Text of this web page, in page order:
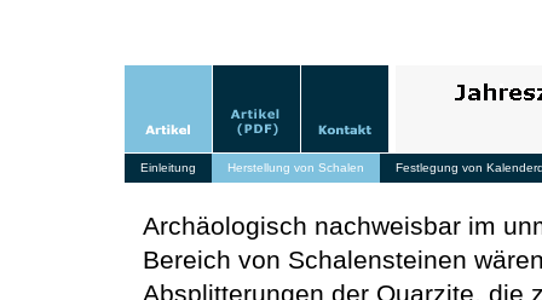
Einleitung Herstellung von Schalen Festlegung von
Archäologisch nachweisbar im
Bereich von Schalensteinen
Absplitterungen der Quarzite, die